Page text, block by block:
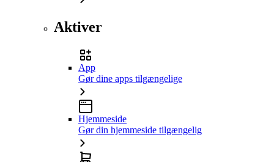
Aktiver
App
Gør dine apps tilgængelige
Hjemmeside
Gør din hjemmeside tilgængelig